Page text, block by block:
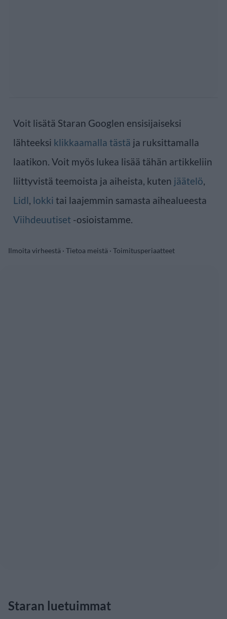
Voit lisätä Staran Googlen ensisijaiseksi
lähteeksi klikkaamalla tästä ja ruksittamalla
laatikon. Voit myös lukea lisää tähän artikkeliin
liittyvistä teemoista ja aiheista, kuten jäätelö,
Lidl, lokki tai laajemmin samasta aihealueesta
Viihdeuutiset -osioistamme.
Ilmoita virheestä · Tietoa meistä · Toimitusperiaatteet
Staran luetuimmat